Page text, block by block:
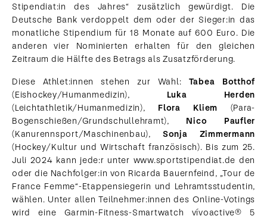
Stipendiat:in des Jahres“ zusätzlich gewürdigt. Die
Deutsche Bank verdoppelt dem oder der Sieger:in das
monatliche Stipendium für 18 Monate auf 600 Euro. Die
anderen vier Nominierten erhalten für den gleichen
Zeitraum die Hälfte des Betrags als Zusatzförderung.
Diese Athlet:innen stehen zur Wahl: Tabea Botthof
(Eishockey/Humanmedizin), Luka Herden
(Leichtathletik/Humanmedizin), Flora Kliem (Para-
Bogenschießen/Grundschullehramt), Nico Paufler
(Kanurennsport/Maschinenbau), Sonja Zimmermann
(Hockey/Kultur und Wirtschaft französisch). Bis zum 25.
Juli 2024 kann jede:r unter www.sportstipendiat.de den
oder die Nachfolger:in von Ricarda Bauernfeind, „Tour de
France Femme“-Etappensiegerin und Lehramtsstudentin,
wählen. Unter allen Teilnehmer:innen des Online-Votings
wird eine Garmin-Fitness-Smartwatch vívoactive® 5